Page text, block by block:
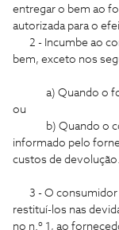
entregar o bem ao
autorizada para o
2 - Incumbe ao
bem, exceto nos
a) Quando o
ou
b) Quando o
informado pelo
custos de devolução.
3 - O consumidor
restituí-los nas
no n.º 1, ao